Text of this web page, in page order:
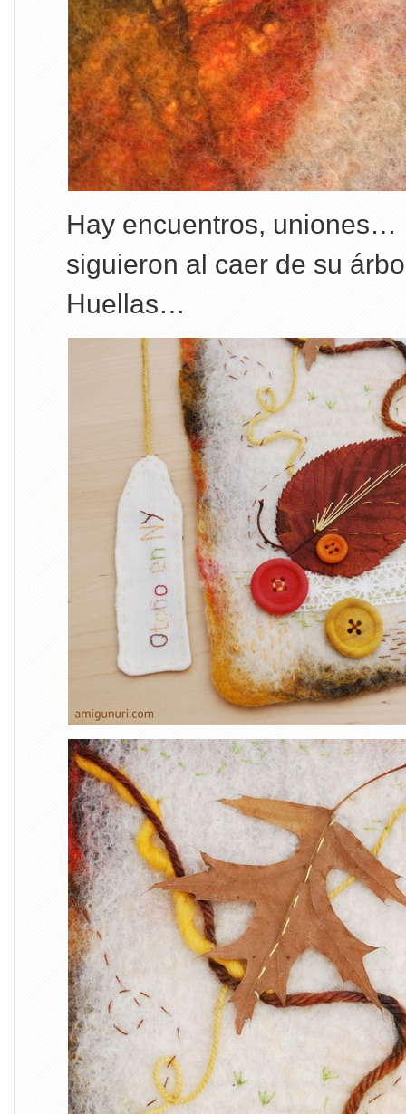
Hay encuentros, uniones…
siguieron al caer de su
Huellas…